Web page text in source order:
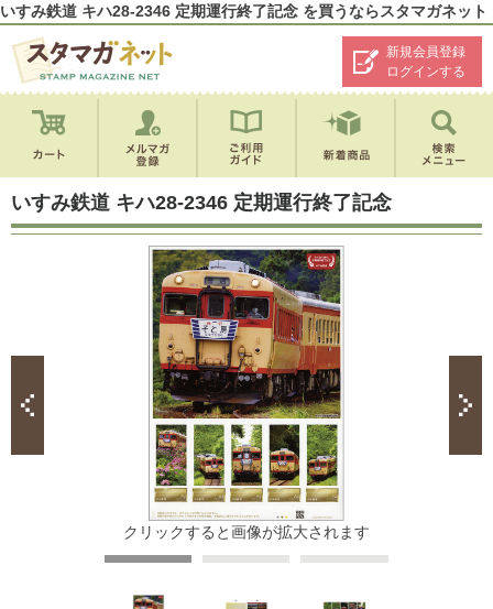
いすみ鉄道 キハ28-2346 定期運行終了記念 を買うならスタマガネット
新規会員登録
ログインする
いすみ鉄道 キハ28-2346 定期運行終了記念
クリックすると画像が拡大されます